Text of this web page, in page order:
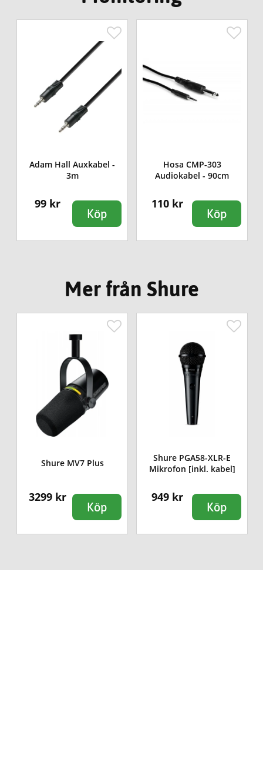
Adam Hall Auxkabel -
3m
99 kr
Köp
Hosa CMP-303
Audiokabel - 90cm
110 kr
Köp
Mer från Shure
Shure MV7 Plus
3299 kr
Köp
Shure PGA58-XLR-E
Mikrofon [inkl. kabel]
949 kr
Köp